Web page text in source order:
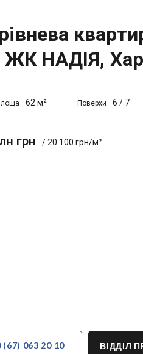
ЖК НАДІЯ,
62 м² Поверхи 6 / 7
грн / 20 100 грн/м²
(67) 063 20 10 ВІДДІЛ